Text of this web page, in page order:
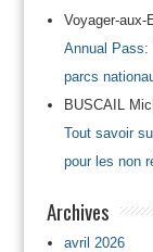
Voyager-aux-
Annual Pass:
parcs
BUSCAIL
Tout savoir
pour les non
Archives
avril 2026